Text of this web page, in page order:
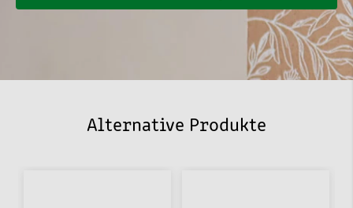
Alternative Produkte